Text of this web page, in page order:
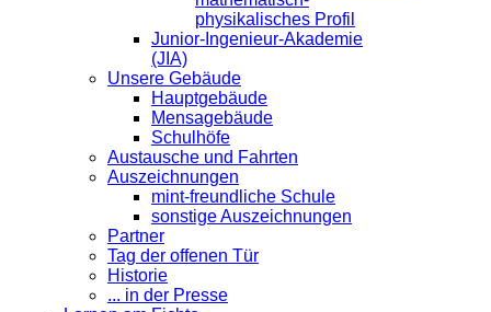
physikalisches Profil
Junior-Ingenieur-Akademie
(JIA)
Unsere Gebäude
Hauptgebäude
Mensagebäude
Schulhöfe
Austausche und Fahrten
Auszeichnungen
mint-freundliche Schule
sonstige Auszeichnungen
Partner
Tag der offenen Tür
Historie
... in der Presse